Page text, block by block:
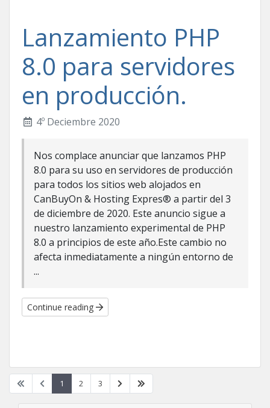
Lanzamiento PHP
8.0 para servidores
en producción.
4º Deciembre 2020
Nos complace anunciar que lanzamos PHP
8.0 para su uso en servidores de producción
para todos los sitios web alojados en
CanBuyOn & Hosting Expres® a partir del 3
de diciembre de 2020. Este anuncio sigue a
nuestro lanzamiento experimental de PHP
8.0 a principios de este año.Este cambio no
afecta inmediatamente a ningún entorno de
...
Continue reading
1 2 3